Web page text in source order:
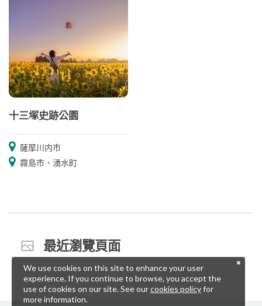
十三塚史跡公園
薩摩川内市
霧島市、湧水町
最近瀏覽頁面
We use cookies on this site to enhance your user
experience. If you continue to browse, you accept the
use of cookies on our site. See ourcookies policyfor
more information.